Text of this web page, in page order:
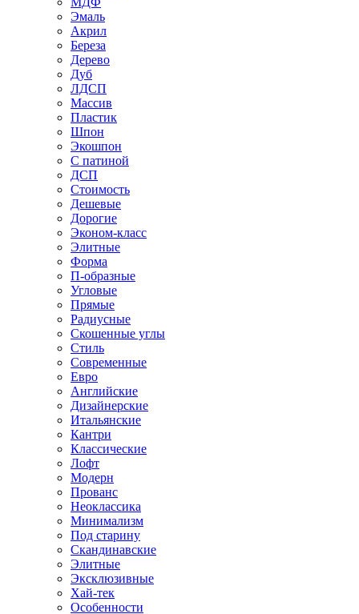
Эмаль
Акрил
Береза
Дерево
Дуб
ЛДСП
Массив
Пластик
Шпон
Экошпон
С патиной
ДСП
Стоимость
Дешевые
Дорогие
Эконом-класс
Элитные
Форма
П-образные
Угловые
Прямые
Радиусные
Скошенные углы
Стиль
Современные
Евро
Английские
Дизайнерские
Итальянские
Кантри
Классические
Лофт
Модерн
Прованс
Неоклассика
Минимализм
Под старину
Скандинавские
Элитные
Эксклюзивные
Хай-тек
Особенности